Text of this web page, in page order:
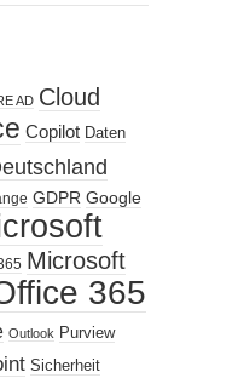
AD Cloud
Copilot Daten
GDPR Google
Microsoft
365
Outlook Purview
Sicherheit